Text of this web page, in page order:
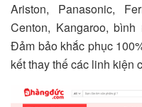
Ariston, Panasonic,
Centon, Kangaroo,
Đảm bảo khắc phục
kết thay thế các linh kiện